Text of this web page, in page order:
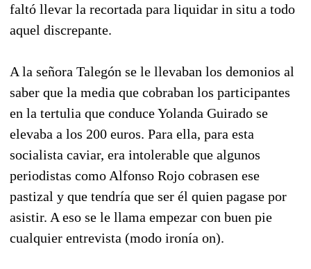
faltó llevar la recortada para liquidar in situ a todo
aquel discrepante.
A la señora Talegón se le llevaban los demonios al
saber que la media que cobraban los participantes
en la tertulia que conduce Yolanda Guirado se
elevaba a los 200 euros. Para ella, para esta
socialista caviar, era intolerable que algunos
periodistas como Alfonso Rojo cobrasen ese
pastizal y que tendría que ser él quien pagase por
asistir. A eso se le llama empezar con buen pie
cualquier entrevista (modo ironía on).